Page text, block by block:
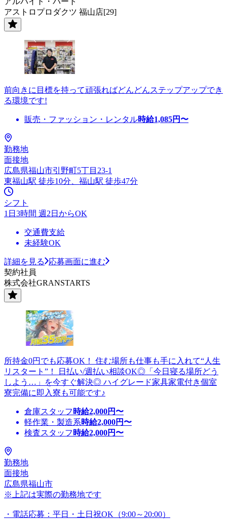
アストロプロダクツ 福山店[29]
前向きに目標を持って頑張ればどんどんステップアップでき
る環境です!
販売・ファッション・レンタル時給1,085円〜
勤務地
面接地
広島県福山市引野町5丁目23-1
東福山駅 徒歩10分、福山駅 徒歩47分
シフト
1日3時間 週2日からOK
交通費支給
未経験OK
詳細を見る
応募画面に進む
契約社員
株式会社GRANSTARTS
所持金0円でも応募OK！ 住む場所も仕事も手に入れて“人生
リスタート”！ 日払い/週払い相談OK◎「今日寝る場所どう
しよう…」を今すぐ解決◎ ハイグレード家具家電付き個室
寮完備に即入寮も可能です♪
倉庫スタッフ 時給2,000円〜
軽作業・製造系時給2,000円〜
検査スタッフ 時給2,000円〜
勤務地
面接地
広島県福山市
※上記は実際の勤務地です
・電話応募：平日・土日祝OK（9:00～20:00）